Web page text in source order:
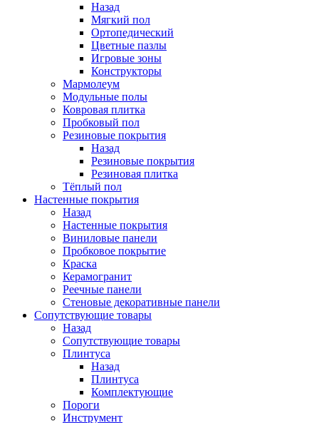
Назад
Мягкий пол
Ортопедический
Цветные пазлы
Игровые зоны
Конструкторы
Мармолеум
Модульные полы
Ковровая плитка
Пробковый пол
Резиновые покрытия
Назад
Резиновые покрытия
Резиновая плитка
Тёплый пол
Настенные покрытия
Назад
Настенные покрытия
Виниловые панели
Пробковое покрытие
Краска
Керамогранит
Реечные панели
Стеновые декоративные панели
Сопутствующие товары
Назад
Сопутствующие товары
Плинтуса
Назад
Плинтуса
Комплектующие
Пороги
Инструмент